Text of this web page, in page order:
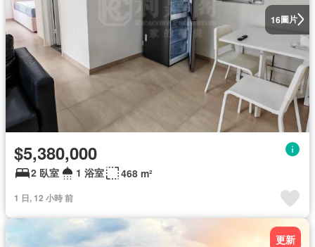
16圖片
$5,380,000
2 臥室 1 浴室 468 m²
1 日, 12 小時 前
更新